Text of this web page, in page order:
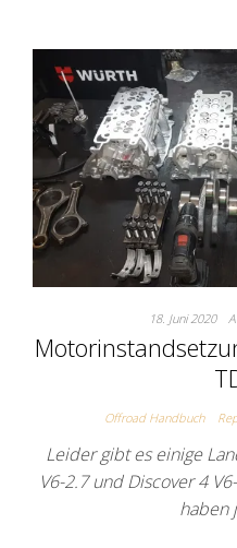
18. Juni 2020
Offroad Handbuch
Leider gibt es einige
V6-2.7 und Discover 4
haben